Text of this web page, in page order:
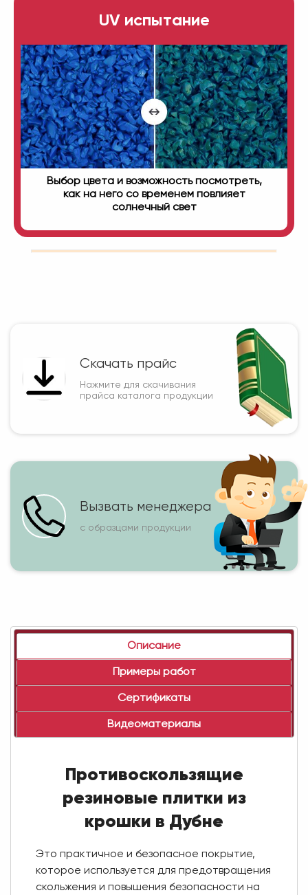
UV испытание
Выбор цвета и возможность посмотреть,
как на него со временем повлияет
солнечный свет
Скачать прайс
Нажмите для скачивания
прайса каталога продукции
Вызвать менеджера
с образцами продукции
Описание
Примеры работ
Сертификаты
Видеоматериалы
Противоскользящие
резиновые плитки из
крошки в Дубне
Это практичное и безопасное покрытие,
которое используется для предотвращения
скольжения и повышения безопасности на